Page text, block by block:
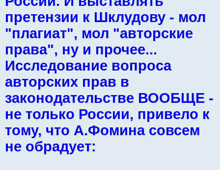
претензии к Шклудову - мол
"плагиат", мол "авторские
права", ну и прочее...
Исследование вопроса
авторских прав в
законодательстве ВООБЩЕ -
не только России, привело к
тому, что А.Фомина совсем
не обрадует: